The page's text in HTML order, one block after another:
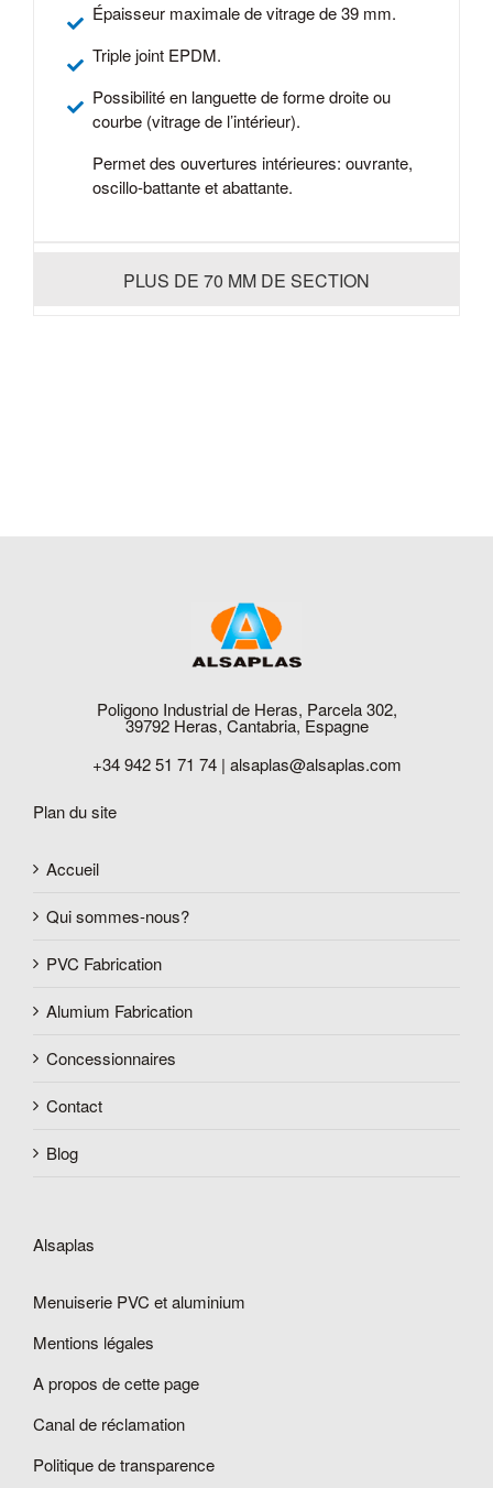
Épaisseur maximale de vitrage de 39 mm.
Triple joint EPDM.
Possibilité en languette de forme droite ou
courbe (vitrage de l’intérieur).
Permet des ouvertures intérieures: ouvrante,
oscillo-battante et abattante.
PLUS DE 70 MM DE SECTION
Poligono Industrial de Heras, Parcela 302,
39792 Heras, Cantabria, Espagne
+34 942 51 71 74 | alsaplas@alsaplas.com
Plan du site
Accueil
Qui sommes-nous?
PVC Fabrication
Alumium Fabrication
Concessionnaires
Contact
Blog
Alsaplas
Menuiserie PVC et aluminium
Mentions légales
A propos de cette page
Canal de réclamation
Politique de transparence